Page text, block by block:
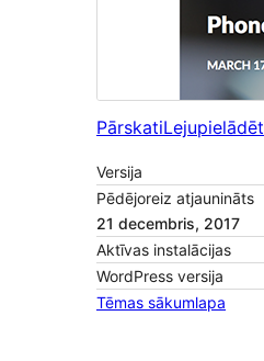
PārskatiLejupielādēt
Versija
Pēdējoreiz atjaunināts
21 decembris, 2017
Aktīvas instalācijas
WordPress versija
Tēmas sākumlapa